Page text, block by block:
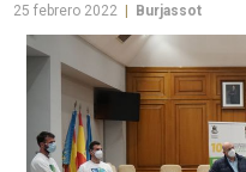
25 febrero 2022 Burjassot